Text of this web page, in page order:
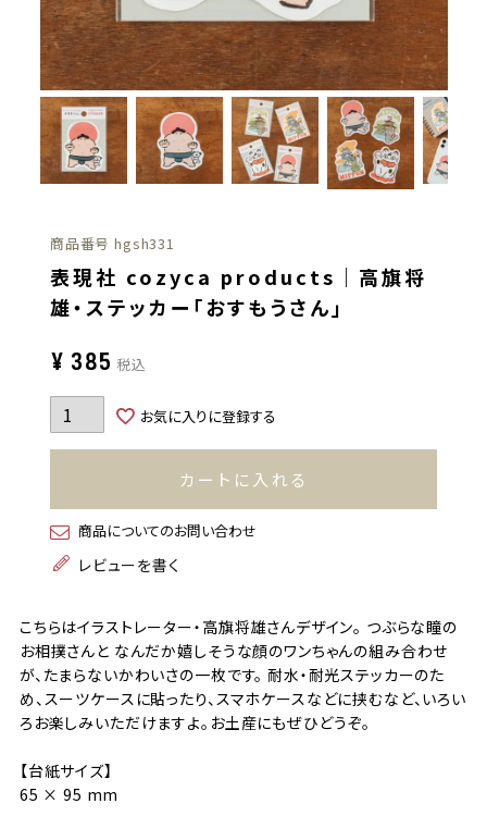
商品番号 hgsh331
表現社 cozyca products｜高旗将
雄・ステッカー「おすもうさん」
¥ 385 税込
お気に入りに登録する
カートに入れる
商品についてのお問い合わせ
レビューを書く
こちらはイラストレーター・高旗将雄さんデザイン。 つぶらな瞳の
お相撲さんと なんだか嬉しそうな顔のワンちゃんの組み合わせ
が、たまらないかわいさの一枚です。 耐水・耐光ステッカーのた
め、スーツケースに貼ったり、スマホケースなどに挟むなど、いろい
ろお楽しみいただけますよ。お土産にもぜひどうぞ。
【台紙サイズ】
65 × 95 mm